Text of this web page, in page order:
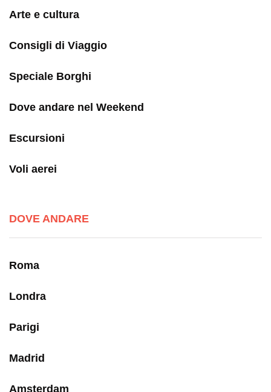
Arte e cultura
Consigli di Viaggio
Speciale Borghi
Dove andare nel Weekend
Escursioni
Voli aerei
DOVE ANDARE
Roma
Londra
Parigi
Madrid
Amsterdam